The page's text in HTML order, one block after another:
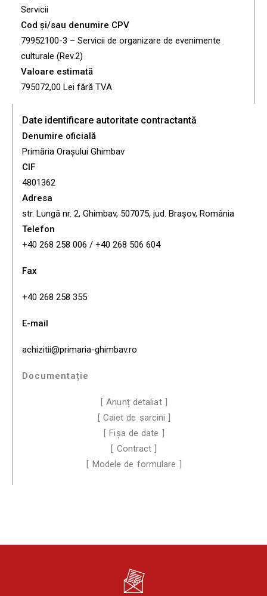
Servicii
Cod și/sau denumire CPV
79952100-3 – Servicii de organizare de evenimente
culturale (Rev.2)
Valoare estimată
795072,00 Lei fără TVA
Date identificare autoritate contractantă
Denumire oficială
Primăria Orașului Ghimbav
CIF
4801362
Adresa
str. Lungă nr. 2, Ghimbav, 507075, jud. Brașov, România
Telefon
+40 268 258 006 / +40 268 506 604
Fax
+40 268 258 355
E-mail
achizitii@primaria-ghimbav.ro
Documentație
[ Anunț detaliat ]
[ Caiet de sarcini ]
[ Fișa de date ]
[ Contract ]
[ Modele de formulare ]